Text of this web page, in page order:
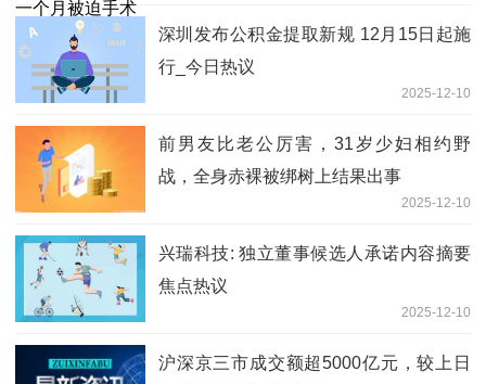
深圳发布公积金提取新规 12月15日起施
行_今日热议
2025-12-10
前男友比老公厉害，31岁少妇相约野
战，全身赤裸被绑树上结果出事
2025-12-10
兴瑞科技: 独立董事候选人承诺内容摘要
焦点热议
2025-12-10
沪深京三市成交额超5000亿元，较上日